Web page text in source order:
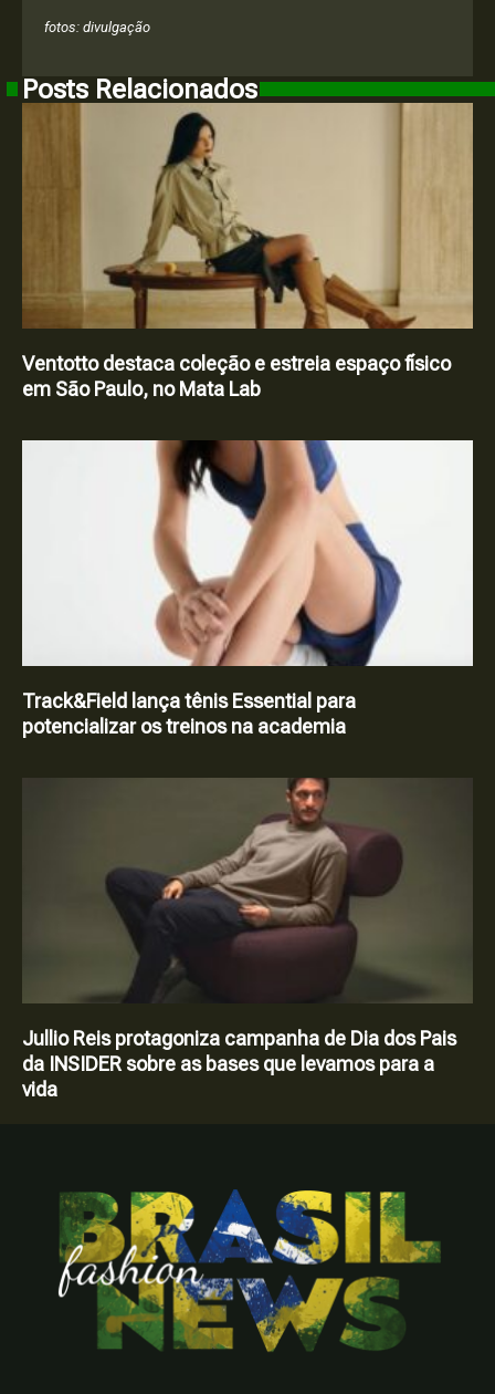
fotos: divulgação
Posts Relacionados
Ventotto destaca coleção e estreia espaço físico
em São Paulo, no Mata Lab
Track&Field lança tênis Essential para
potencializar os treinos na academia
Jullio Reis protagoniza campanha de Dia dos Pais
da INSIDER sobre as bases que levamos para a
vida